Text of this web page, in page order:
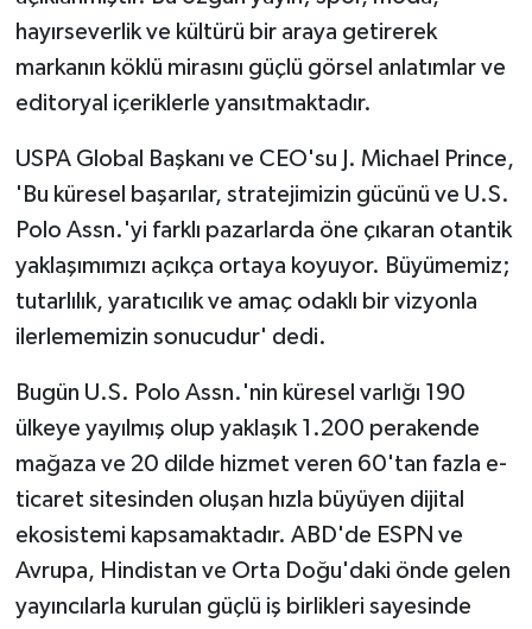
hayırseverlik ve kültürü bir araya getirerek
markanın köklü mirasını güçlü görsel anlatımlar ve
editoryal içeriklerle yansıtmaktadır.
USPA Global Başkanı ve CEO'su J. Michael Prince,
'Bu küresel başarılar, stratejimizin gücünü ve U.S.
Polo Assn.'yi farklı pazarlarda öne çıkaran otantik
yaklaşımımızı açıkça ortaya koyuyor. Büyümemiz;
tutarlılık, yaratıcılık ve amaç odaklı bir vizyonla
ilerlememizin sonucudur' dedi.
Bugün U.S. Polo Assn.'nin küresel varlığı 190
ülkeye yayılmış olup yaklaşık 1.200 perakende
mağaza ve 20 dilde hizmet veren 60'tan fazla e-
ticaret sitesinden oluşan hızla büyüyen dijital
ekosistemi kapsamaktadır. ABD'de ESPN ve
Avrupa, Hindistan ve Orta Doğu'daki önde gelen
yayıncılarla kurulan güçlü iş birlikleri sayesinde